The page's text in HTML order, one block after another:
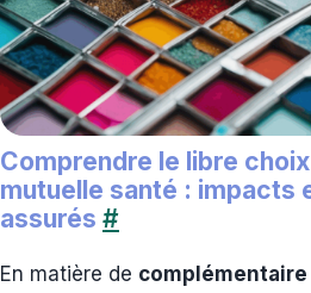
Comprendre le libre
mutuelle santé : impacts
assurés #
En matière de complémentaire